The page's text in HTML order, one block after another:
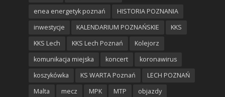
enea energetyk poznań
HISTORIA POZNANIA
inwestycje
KALENDARIUM POZNAŃSKIE
KKS
KKS Lech
KKS Lech Poznań
Kolejorz
komunikacja miejska
koncert
koronawirus
koszykówka
KS WARTA Poznań
LECH POZNAŃ
Malta
mecz MPK MTP
objazdy